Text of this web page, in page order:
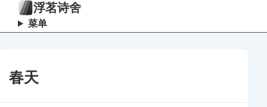
浮茗诗舍
菜单
春天